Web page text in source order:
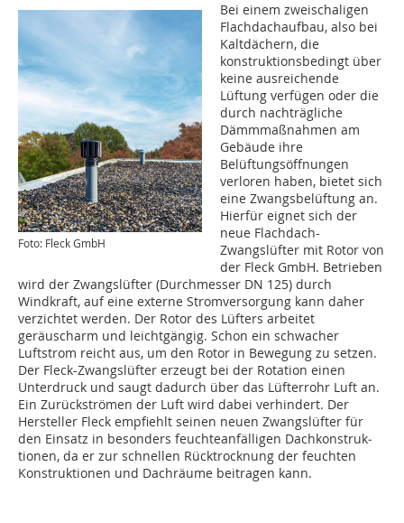
Foto: Fleck GmbH
Bei einem zweischaligen
Flachdachaufbau, also bei
Kaltdächern, die
konstruktionsbedingt über
keine ausreichende
Lüftung verfügen oder die
durch nachträgliche
Dämmmaßnahmen am
Gebäude ihre
Belüftungsöffnungen
verloren haben, bietet sich
eine Zwangsbelüftung an.
Hierfür eignet sich der
neue Flachdach-
Zwangslüfter mit Rotor von
der Fleck GmbH. Betrieben
wird der Zwangslüfter (Durchmesser DN 125) durch
Windkraft, auf eine externe Stromversorgung kann daher
verzichtet werden. Der Rotor des Lüfters arbeitet
geräuscharm und leichtgängig. Schon ein schwacher
Luftstrom reicht aus, um den Rotor in Bewegung zu setzen.
Der Fleck-Zwangslüfter erzeugt bei der Rotation einen
Unterdruck und saugt dadurch über das Lüf­terrohr Luft an.
Ein Zurückströmen der Luft wird dabei verhindert. Der
Hersteller Fleck empfiehlt seinen neuen Zwangslüfter für
den Einsatz in besonders feuchteanfälligen Dachkonstruk­
tionen, da er zur schnellen Rücktrocknung der feuchten
Konstruktionen und Dachräume beitragen kann.